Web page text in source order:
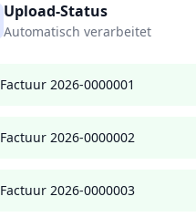
Upload-Status
Automatisch verarbeitet
Factuur 2026-0000001
Factuur 2026-0000002
Factuur 2026-0000003